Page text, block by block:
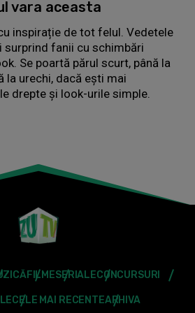
vara aceasta
inspirație de tot felul. Vedetele
surprind fanii cu schimbări
Se poartă părul scurt, până la
la urechi, dacă ești mai
drepte și look-urile simple.
FILMESERIALECONCURSURI
CELE MAI RECENTEARHIVA